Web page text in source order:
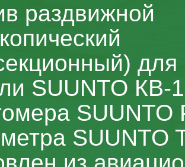
раздвижной
для
SUUNTO КВ-
SUUNTO